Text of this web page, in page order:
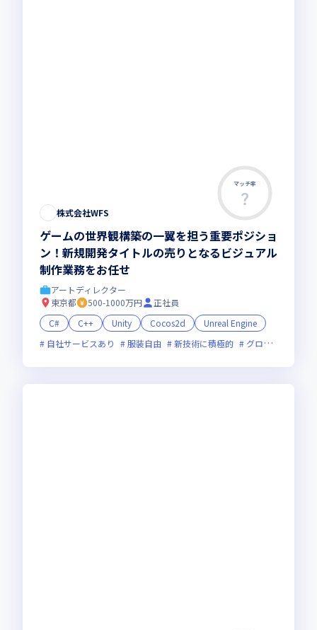
マッチ率
株式会社WFS
ゲームの世界観構築の一翼を担う重要ポジショ
ン！新規開発タイトルの売りとなるビジュアル
制作業務をお任せ
アートディレクター
東京都
500-1000万円
正社員
C#
C++ Unity Cocos2d
Unreal Engine
自社サービスあり
服装自由 新技術に積極的 グローバル展開